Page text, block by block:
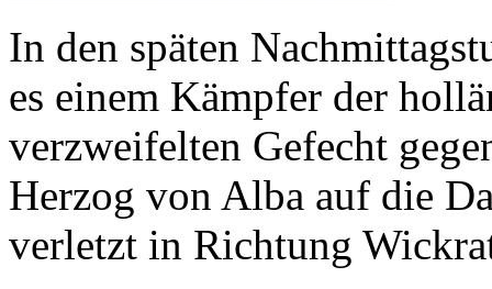
In den späten
es einem Kämpfer der
verzweifelten Gefecht
Herzog von Alba auf die
verletzt in Richtung